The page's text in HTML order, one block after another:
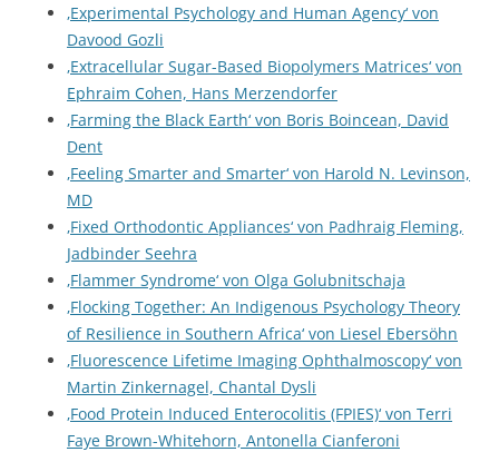
‚Experimental Psychology and Human Agency‘ von
Davood Gozli
‚Extracellular Sugar-Based Biopolymers Matrices‘ von
Ephraim Cohen, Hans Merzendorfer
‚Farming the Black Earth‘ von Boris Boincean, David
Dent
‚Feeling Smarter and Smarter‘ von Harold N. Levinson,
MD
‚Fixed Orthodontic Appliances‘ von Padhraig Fleming,
Jadbinder Seehra
‚Flammer Syndrome‘ von Olga Golubnitschaja
‚Flocking Together: An Indigenous Psychology Theory
of Resilience in Southern Africa‘ von Liesel Ebersöhn
‚Fluorescence Lifetime Imaging Ophthalmoscopy‘ von
Martin Zinkernagel, Chantal Dysli
‚Food Protein Induced Enterocolitis (FPIES)‘ von Terri
Faye Brown-Whitehorn, Antonella Cianferoni